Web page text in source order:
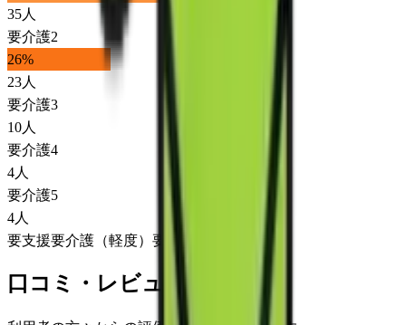
35人
要介護2
26%
23人
要介護3
10人
要介護4
4人
要介護5
4人
要支援要介護（軽度） 要介護（重度）
口コミ・レビュー